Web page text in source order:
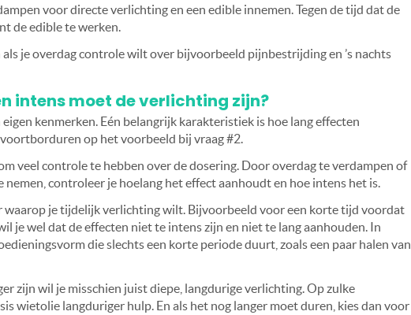
voor directe verlichting en een edible innemen. Tegen de tijd dat de
de edible te werken.
als je overdag controle wilt over bijvoorbeeld pijnbestrijding en ’s nachts
intens moet de verlichting zijn?
kenmerken. Eén belangrijk karakteristiek is hoe lang effecten
op het voorbeeld bij vraag #2.
veel controle te hebben over de dosering. Door overdag te verdampen of
controleer je hoelang het effect aanhoudt en hoe intens het is.
waarop je tijdelijk verlichting wilt. Bijvoorbeeld voor een korte tijd voordat
je wel dat de effecten niet te intens zijn en niet te lang aanhouden. In
die slechts een korte periode duurt, zoals een paar halen van
zijn wil je misschien juist diepe, langdurige verlichting. Op zulke
wietolie langduriger hulp. En als het nog langer moet duren, kies dan voor